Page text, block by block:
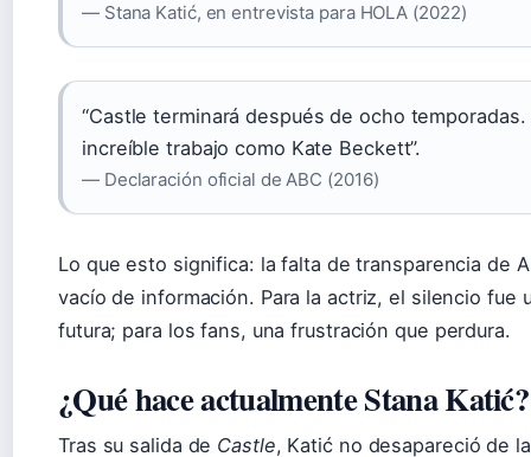
— Stana Katić, en entrevista para HOLA (2022)
“Castle terminará después de ocho
increíble trabajo como Kate Beckett”.
— Declaración oficial de ABC (2016)
Lo que esto significa: la falta de transparencia de
vacío de información. Para la actriz, el silencio fue
futura; para los fans, una frustración que perdura.
¿Qué hace actualmente Stana Katić?
Tras su salida de Castle, Katić no desapareció de